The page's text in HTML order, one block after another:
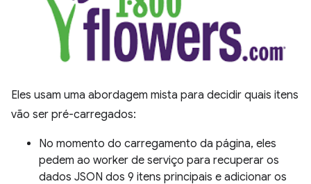
Eles usam uma abordagem mista para decidir quais itens
vão ser pré-carregados:
No momento do carregamento da página, eles
pedem ao worker de serviço para recuperar os
dados JSON dos 9 itens principais e adicionar os